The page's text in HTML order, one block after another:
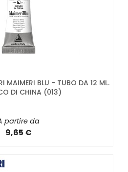
MAIMERI BLU - TUBO DA 12 ML.
DI CHINA (013)
partire da
9,65 €